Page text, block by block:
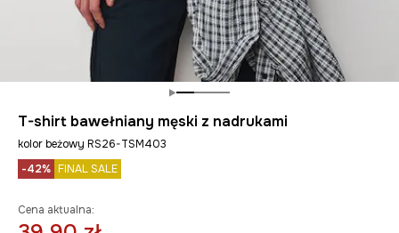
T-shirt bawełniany męski z nadrukami
kolor beżowy RS26-TSM403
-42% FINAL SALE
Cena aktualna: